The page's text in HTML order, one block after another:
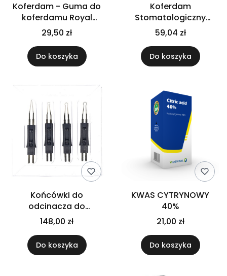
Koferdam - Guma do
koferdamu Royal
Shield, zielona,
miętowa, medium (op.
36 szt.)
29,50 zł
Do koszyka
Koferdam
Stomatologiczny
Rubber Dam -
Koferdam
59,04 zł
Do koszyka
Końcówki do
odcinacza do
gutaperki
148,00 zł
Do koszyka
KWAS CYTRYNOWY
40%
21,00 zł
Do koszyka